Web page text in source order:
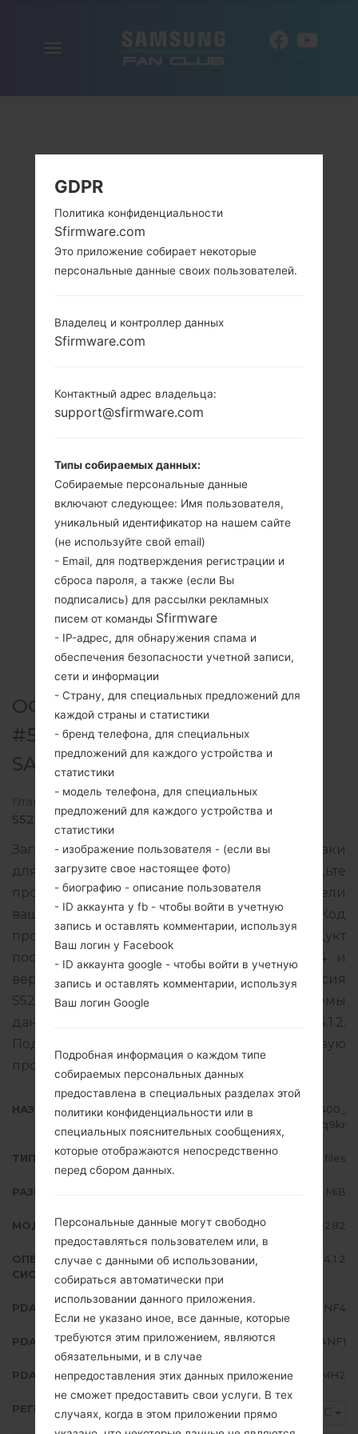
ОФИЦИАЛЬНАЯ ПРОШИВКА
#5321 ДЛЯ GT-S5282 -
SAMSUNGSTAR DUOS
Главная → Star Duos → SamsungGT-S5282
S5282_XTC_1_20140626141400_pcz63vq9kr.zip
Загрузите последнее обновление прошивки
для Samsung Star Duos, но не забудьте
проверить, соответствует ли номер модели
вашего смартфона указанному GT-S5282. Код
прошивки XTC для PHILIPPINES. Продукт
поставляется с версией PDA S5282XXANF4 и
версия CSC S5282OLBANF1, MODEM версия
S5282DXAMH2. Версия операционной системы
данной прошивки Android Jelly Bean 4.1.2.
Подробная инструкция, как прошить стоковую
прошивку на устройства Samsung
НАЗВАНИЕ ФАЙЛА
GT-S5282_XTC_1_20140626141400_
pcz63vq9kr
ТИП ПРОШИВКИ 4 files
РАЗМЕР ФАЙЛА 517.87 MiB
МОДЕЛЬ Samsung GT-S5282
ОПЕРАЦИОННАЯ
СИСТЕМА
Android Jelly Bean 4.1.2
PDA/AP ВЕРСИЯ S5282XXANF4
PDA/AP ВЕРСИЯ S5282OLBANF1
PDA/AP ВЕРСИЯ S5282DXAMH2
РЕГИОН XTC
GDPR
Политика конфиденциальности
Sfirmware.com
Это приложение собирает некоторые
персональные данные своих пользователей.
Владелец и контроллер данных
Sfirmware.com
Контактный адрес владельца:
support@sfirmware.com
Типы собираемых данных:
Собираемые персональные данные
включают следующее: Имя пользователя,
уникальный идентификатор на нашем сайте
(не используйте свой email)
- Email, для подтверждения регистрации и
сброса пароля, а также (если Вы
подписались) для рассылки рекламных
писем от команды Sfirmware
- IP-адрес, для обнаружения спама и
обеспечения безопасности учетной записи,
сети и информации
- Страну, для специальных предложений для
каждой страны и статистики
- бренд телефона, для специальных
предложений для каждого устройства и
статистики
- модель телефона, для специальных
предложений для каждого устройства и
статистики
- изображение пользователя - (если вы
загрузите свое настоящее фото)
- биографию - описание пользователя
- ID аккаунта у fb - чтобы войти в учетную
запись и оставлять комментарии, используя
Ваш логин у Facebook
- ID аккаунта google - чтобы войти в учетную
запись и оставлять комментарии, используя
Ваш логин Google
Подробная информация о каждом типе
собираемых персональных данных
предоставлена в специальных разделах этой
политики конфиденциальности или в
специальных пояснительных сообщениях,
которые отображаются непосредственно
перед сбором данных.
Персональные данные могут свободно
предоставляться пользователем или, в
случае с данными об использовании,
собираться автоматически при
использовании данного приложения.
Если не указано иное, все данные, которые
требуются этим приложением, являются
обязательными, и в случае
непредоставления этих данных приложение
не сможет предоставить свои услуги. В тех
случаях, когда в этом приложении прямо